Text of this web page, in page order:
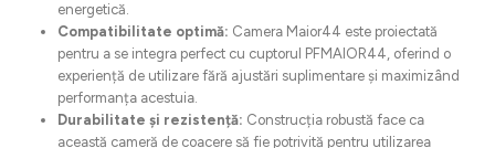
energetică.
Compatibilitate optimă: Camera Maior44 este proiectată
pentru a se integra perfect cu cuptorul PFMAIOR44, oferind o
experiență de utilizare fără ajustări suplimentare și maximizând
performanța acestuia.
Durabilitate și rezistență: Construcția robustă face ca
această cameră de coacere să fie potrivită pentru utilizarea